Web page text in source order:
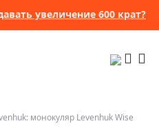
увеличение 600 крат?
монокуляр Levenhuk Wise